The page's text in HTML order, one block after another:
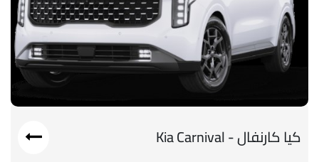
كيا كارنفال - Kia Carnival